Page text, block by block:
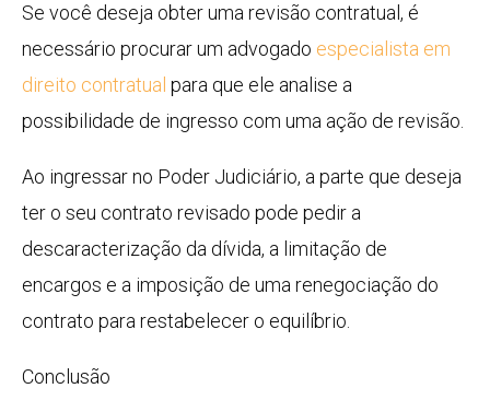
Se você deseja obter uma revisão contratual, é
necessário procurar um advogado especialista em
direito contratual para que ele analise a
possibilidade de ingresso com uma ação de revisão.
Ao ingressar no Poder Judiciário, a parte que deseja
ter o seu contrato revisado pode pedir a
descaracterização da dívida, a limitação de
encargos e a imposição de uma renegociação do
contrato para restabelecer o equilíbrio.
Conclusão